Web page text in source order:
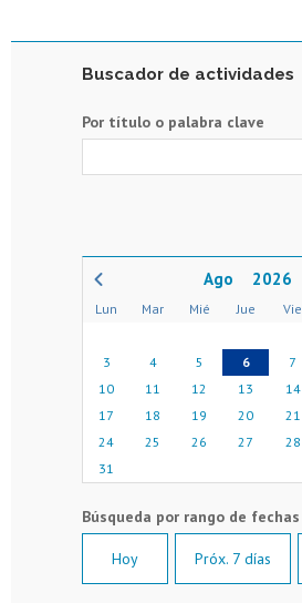
Buscador de actividades
Por título o palabra clave
2026
Lun Mar Mié Jue Vie
3
4 5 6 7
10
11 12 13 14
17
18 19 20 21
24
25 26 27 28
31
Hoy Próx. 7 días